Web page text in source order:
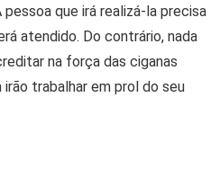
que irá realizá-la precisa
atendido. Do contrário, nada
na força das ciganas
trabalhar em prol do seu